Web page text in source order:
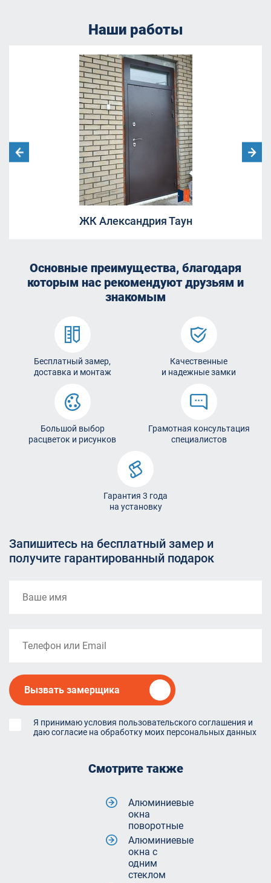
Наши работы
ЖК Александрия Таун
Основные преимущества, благодаря
которым нас рекомендуют друзьям и
знакомым
Бесплатный замер,
доставка и монтаж
Качественные
и надежные замки
Большой выбор
расцветок и рисунков
Грамотная консультация
специалистов
Гарантия 3 года
на установку
Запишитесь на бесплатный замер и
получите гарантированный подарок
Вызвать замерщика
Я принимаю условия пользовательского соглашения и
даю согласие на обработку моих персональных данных
Смотрите также
Алюминиевые
окна
поворотные
Алюминиевые
окна с
одним
стеклом